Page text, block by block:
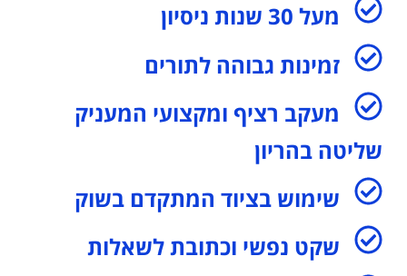
מעל 30 שנות ניסיון
זמינות גבוהה לתורים
מעקב רציף ומקצועי המעניק
שליטה בהריון
שימוש בציוד המתקדם בשוק
שקט נפשי וכתובת לשאלות